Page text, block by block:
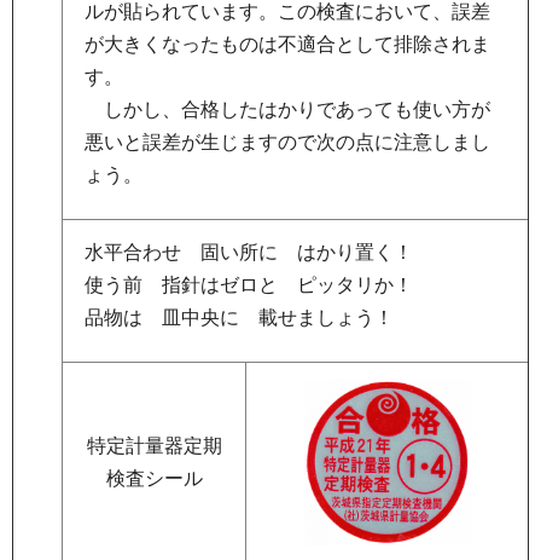
ルが貼られています。この検査において、誤差
が大きくなったものは不適合として排除されま
す。
しかし、合格したはかりであっても使い方が
悪いと誤差が生じますので次の点に注意しまし
ょう。
水平合わせ 固 い所に はかり置く！
使う前
指針はゼロと ピッタリか！
品物は
皿 中央に 載せましょう！
特定計量器定期
検査シール